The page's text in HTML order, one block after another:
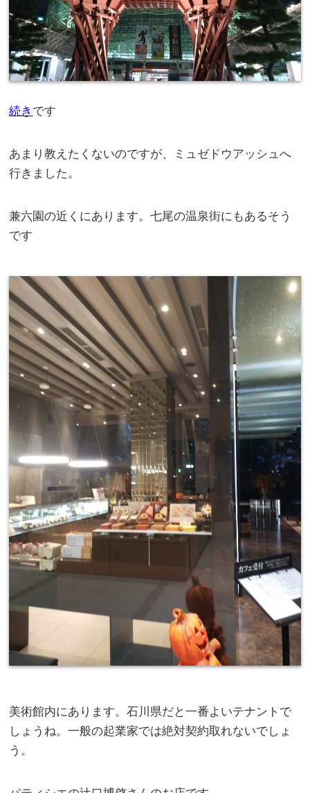
続き です
あまり教えたくないのですが、ミュゼドウアッシュへ
行きました。
兼六園の近くにあります。七尾の温泉街にもあるそう
です
美術館内にあります。石川県だと一番よいテナントで
しょうね。一般の起業家では絶対契約取れないでしょ
う。